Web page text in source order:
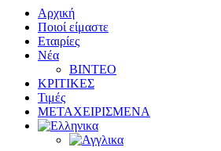
Αρχική
Ποιοί είμαστε
Εταιρίες
Νέα
ΒΙΝΤΕΟ
ΚΡΙΤΙΚΕΣ
Τιμές
ΜΕΤΑΧΕΙΡΙΣΜΕΝΑ